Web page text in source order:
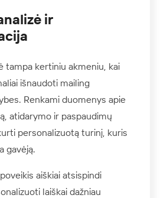
ir
tampa kertiniu akmeniu, kai
išnaudoti mailing
Renkami duomenys apie
atidarymo ir paspaudimų
personalizuotą turinį, kuris
gavėją.
aiškiai atsispindi
laiškai dažniau